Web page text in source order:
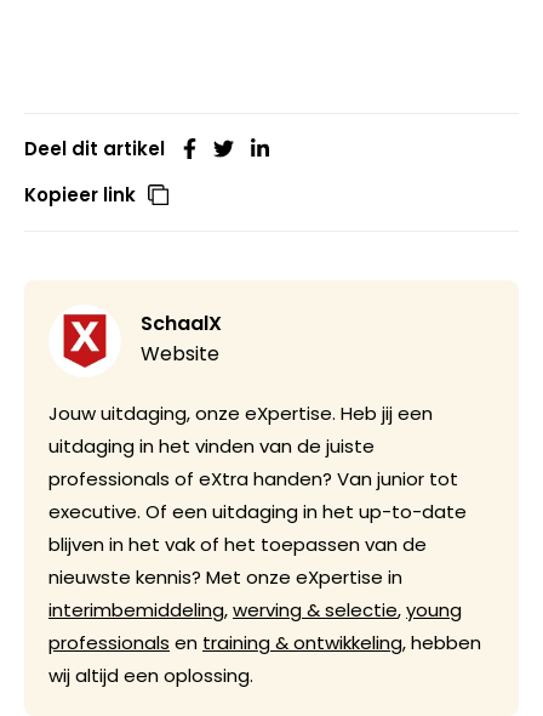
Deel dit artikel
Kopieer link
SchaalX
Website
Jouw uitdaging, onze eXpertise. Heb jij een
uitdaging in het vinden van de juiste
professionals of eXtra handen? Van junior tot
executive. Of een uitdaging in het up-to-date
blijven in het vak of het toepassen van de
nieuwste kennis? Met onze eXpertise in
interimbemiddeling,werving & selectie,young
professionals en training & ontwikkeling, hebben
wij altijd een oplossing.